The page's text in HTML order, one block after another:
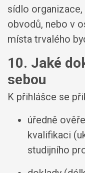
sídlo
obvodů, nebo v
místa trvalého
10. Jaké
sebou
K přihlášce se
úředně
kvalifikaci
studijního